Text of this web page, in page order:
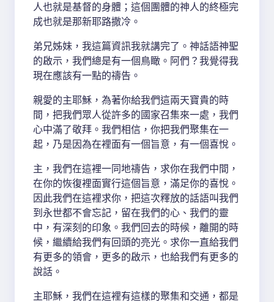
人也就是基督的身體；這個團體的神人的終極完
成也就是那新耶路撒冷。
弟兄姊妹，我這篇資訊我就講完了。神話語神聖
的啟示，我們總是有一個鳥瞰。阿們？我覺得我
現在應該有一點的禱告。
親愛的主耶穌，為著你給我們這兩天寶貴的時
間，把我們眾人從許多的國家召集來一處，我們
心中滿了敬拜。我們相信，你把我們聚集在一
起，乃是因為在裡面有一個旨意，有一個喜悅。
主，我們在這裡一同地禱告，求你在我們中間，
在你的恢復裡面實行這個旨意，滿足你的喜悅。
因此我們在這裡求你，把這次釋放的話語叫我們
到永世都不會忘記，留在我們的心、我們的靈
中，有深刻的印象。我們回去的時候，離開的時
候，繼續給我們有回頭的亮光。求你一直給我們
有更多的領會，更多的啟示，也給我們有更多的
說話。
主耶穌，我們在這裡有這樣的聚集和交通，都是